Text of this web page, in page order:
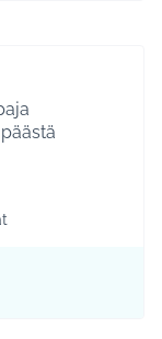
Kulttuuri ja